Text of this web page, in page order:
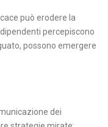
può erodere la
percepiscono
possono emergere
dei